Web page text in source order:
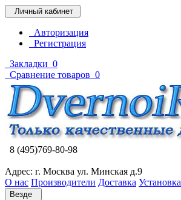
Личный кабинет
Авторизация
Регистрация
Закладки 0
Сравнение товаров 0
8 (495)769-80-98
Адрес: г. Москва ул. Минская д.9
О нас Производители Доставка Установка
Везде